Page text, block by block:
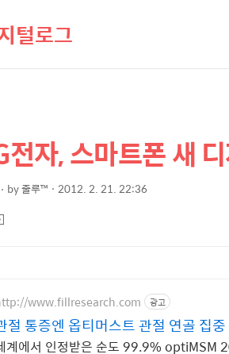
털로그
전자, 스마트폰 새
by줄루™ 2012. 2. 21. 22:36
www.fillresearch.com 광고
절 통증엔 옵티머스트 관절 연골 집중
계에서 인정받은 순도 99.9%